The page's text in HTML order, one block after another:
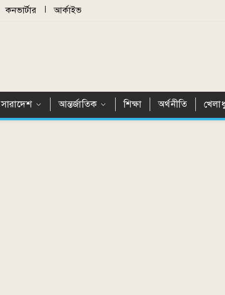
কনভার্টার আর্কাইভ
সারাদেশ আন্তর্জাতিক শিক্ষা অর্থনীতি